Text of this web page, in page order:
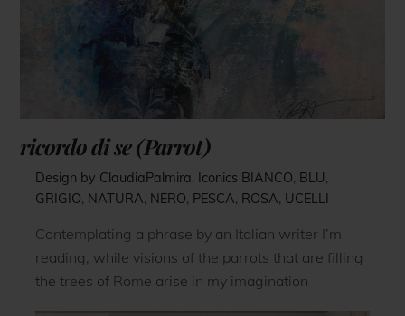
ricordo di se (Parrot)
Design by ClaudiaPalmira, Iconics BIANCO, BLU,
GRIGIO, NATURA, NERO, PESCA, ROSA, UCELLI
Contemplating a phrase by an Italian writer I’m
reading, while visions of the parrots that are filling
the trees of Rome arise in my imagination